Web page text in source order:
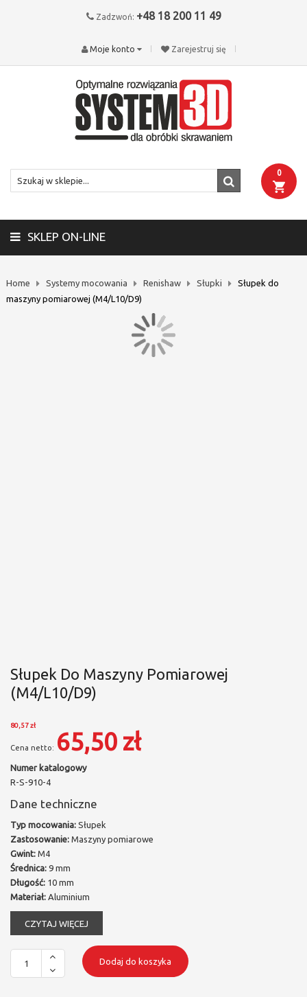
Zadzwoń: +48 18 200 11 49
Zarejestruj się
Moje konto
0
SKLEP ON-LINE
Home Systemy mocowania Renishaw Słupki
Słupek do
maszyny pomiarowej (M4/L10/D9)
Słupek Do Maszyny Pomiarowej
(M4/L10/D9)
80,57 zł
65,50 zł
Numer katalogowy
R-S-910-4
Dane techniczne
Typ mocowania: Słupek
Zastosowanie: Maszyny pomiarowe
Gwint: M4
Średnica: 9 mm
Długość: 10 mm
Materiał: Aluminium
CZYTAJ WIĘCEJ
Dodaj do koszyka